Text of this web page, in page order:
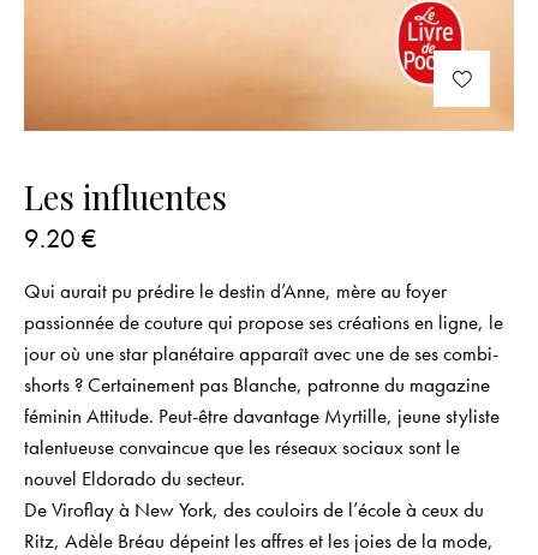
Les influentes
9.20 €
Qui aurait pu prédire le destin d’Anne, mère au foyer
passionnée de couture qui propose ses créations en ligne, le
jour où une star planétaire apparaît avec une de ses combi-
shorts ? Certainement pas Blanche, patronne du magazine
féminin Attitude. Peut-être davantage Myrtille, jeune styliste
talentueuse convaincue que les réseaux sociaux sont le
nouvel Eldorado du secteur.
De Viroflay à New York, des couloirs de l’école à ceux du
Ritz, Adèle Bréau dépeint les affres et les joies de la mode,